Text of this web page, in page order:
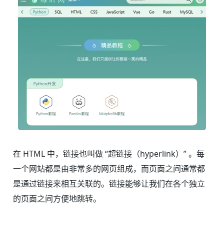
在 HTML 中，链接也叫做 “超链接（hyperlink）” 。每
一个网站都是由非常多的网页组成，而页面之间通常都
是通过链接来相互关联的。链接能够让我们在各个独立
的页面之间方便地跳转。